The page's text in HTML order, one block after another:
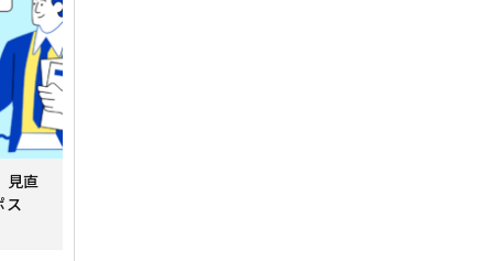
見直
ス